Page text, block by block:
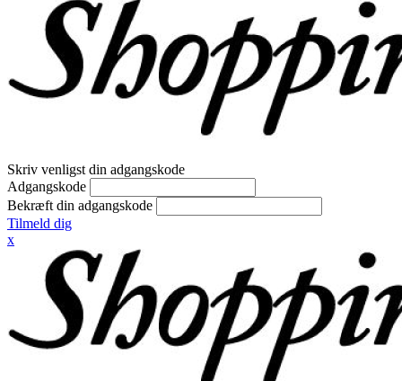
Skriv venligst din adgangskode
Adgangskode
Bekræft din adgangskode
Tilmeld dig
x